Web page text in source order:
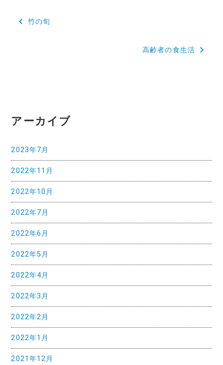
投
ョ
ン
竹の旬
高齢者の食生活
アーカイブ
2023年7月
2022年11月
2022年10月
2022年7月
2022年6月
2022年5月
2022年4月
2022年3月
2022年2月
2022年1月
2021年12月